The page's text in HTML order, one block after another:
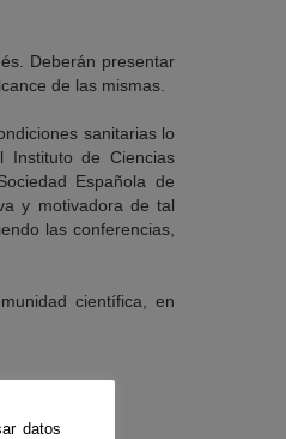
Deberán presentar
de las mismas.
sanitarias lo
Instituto de Ciencias
Española de
y motivadora de tal
las conferencias,
científica, en
datos